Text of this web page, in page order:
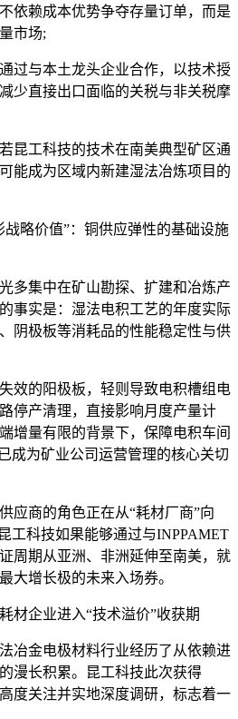
赖成本优势争夺存量订单，而是
市场;
与本土龙头企业合作，以技术授
少直接出口面临的关税与非关税摩
工科技的技术在南美典型矿区通
能成为区域内新建湿法冶炼项目的
略价值”：铜供应弹性的基础设施
集中在矿山勘探、扩建和冶炼产
事实是：湿法电积工艺的年度实际
阴极板等消耗品的性能稳定性与供
的阳极板，轻则导致电积槽组电
停产清理，直接影响月度产量计
增量有限的背景下，保障电积车间
成为矿业公司运营管理的核心关切
商的角色正在从“耗材厂商”向
工科技如果能够通过与INPPAMET
周期从亚洲、非洲延伸至南美，就
大增长极的未来入场券。
企业进入“技术溢价”收获期
金电极材料行业经历了从依赖进
漫长积累。昆工科技此次获得
度关注并实地深度调研，标志着一